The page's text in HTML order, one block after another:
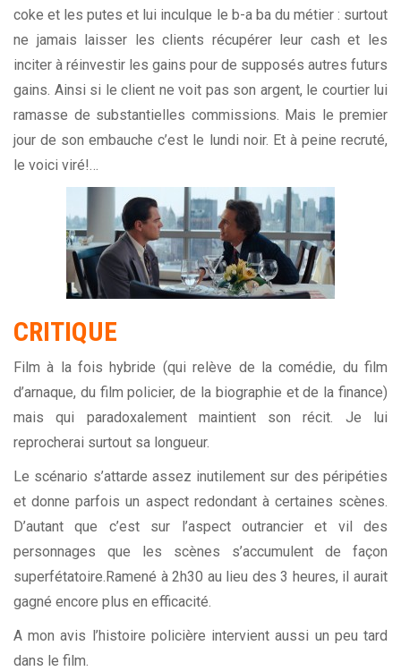
coke et les putes et lui inculque le b-a ba du métier : surtout
ne jamais laisser les clients récupérer leur cash et les
inciter à réinvestir les gains pour de supposés autres futurs
gains. Ainsi si le client ne voit pas son argent, le courtier lui
ramasse de substantielles commissions. Mais le premier
jour de son embauche c’est le lundi noir. Et à peine recruté,
le voici viré!…
CRITIQUE
Film à la fois hybride (qui relève de la comédie, du film
d’arnaque, du film policier, de la biographie et de la finance)
mais qui paradoxalement maintient son récit. Je lui
reprocherai surtout sa longueur.
Le scénario s’attarde assez inutilement sur des péripéties
et donne parfois un aspect redondant à certaines scènes.
D’autant que c’est sur l’aspect outrancier et vil des
personnages que les scènes s’accumulent de façon
superfétatoire.Ramené à 2h30 au lieu des 3 heures, il aurait
gagné encore plus en efficacité.
A mon avis l’histoire policière intervient aussi un peu tard
dans le film.